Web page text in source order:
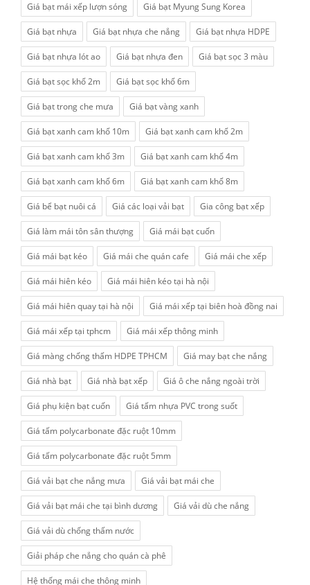
Giá bạt mái xếp lượn sóng Giá bạt Myung Sung Korea
Giá bạt nhựa Giá bạt nhựa che nắng Giá bạt nhựa HDPE
Giá bạt nhựa lót ao Giá bạt nhựa đen Giá bạt sọc 3 màu
Giá bạt sọc khổ 2m Giá bạt sọc khổ 6m
Giá bạt trong che mưa Giá bạt vàng xanh
Giá bạt xanh cam khổ 10m Giá bạt xanh cam khổ 2m
Giá bạt xanh cam khổ 3m Giá bạt xanh cam khổ 4m
Giá bạt xanh cam khổ 6m Giá bạt xanh cam khổ 8m
Giá bể bạt nuôi cá Giá các loại vải bạt Gia công bạt xếp
Giá làm mái tôn sân thượng Giá mái bạt cuốn
Giá mái bạt kéo Giá mái che quán cafe Giá mái che xếp
Giá mái hiên kéo Giá mái hiên kéo tại hà nội
Giá mái hiên quay tại hà nội Giá mái xếp tại biên hoà đồng nai
Giá mái xếp tại tphcm Giá mái xếp thông minh
Giá màng chống thấm HDPE TPHCM Giá may bạt che nắng
Giá nhà bạt Giá nhà bạt xếp Giá ô che nắng ngoài trời
Giá phụ kiện bạt cuốn Giá tấm nhựa PVC trong suốt
Giá tấm polycarbonate đặc ruột 10mm
Giá tấm polycarbonate đặc ruột 5mm
Giá vải bạt che nắng mưa Giá vải bạt mái che
Giá vải bạt mái che tại bình dương Giá vải dù che nắng
Giá vải dù chống thấm nước
Giải pháp che nắng cho quán cà phê
Hệ thống mái che thông minh